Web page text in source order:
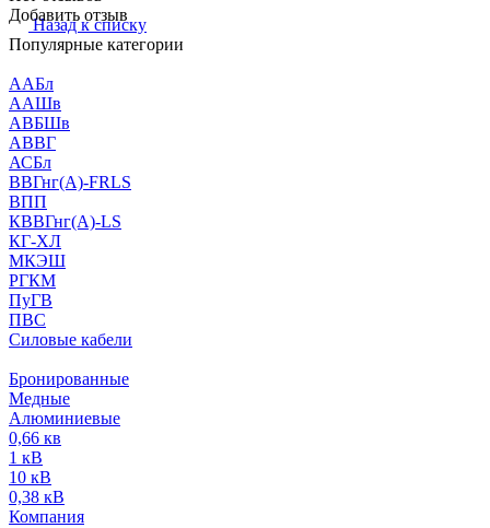
Добавить отзыв
Назад к списку
Популярные категории
ААБл
ААШв
АВБШв
АВВГ
АСБл
ВВГнг(А)-FRLS
ВПП
КВВГнг(А)-LS
КГ-ХЛ
МКЭШ
РГКМ
ПуГВ
ПВС
Силовые кабели
Бронированные
Медные
Алюминиевые
0,66 кв
1 кВ
10 кВ
0,38 кВ
Компания